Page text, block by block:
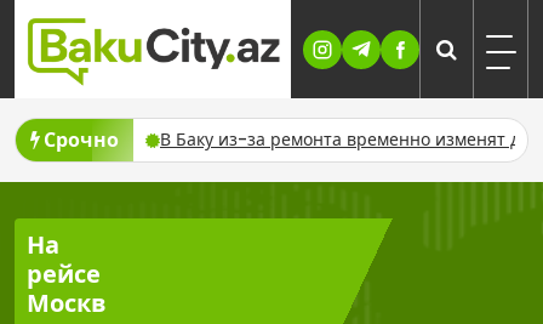
Skip
content
Срочно
газ В Баку из-за ремонта временно изменят
На
рейсе
Москв